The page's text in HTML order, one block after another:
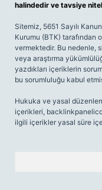
halindedir ve tavsiye
Sitemiz, 5651 Sayılı
Kurumu (BTK) tarafından
vermektedir. Bu nedenle,
veya araştırma
yazdıkları içeriklerin
bu sorumluluğu kabul
Hukuka ve yasal
içerikleri,
ilgili içerikler yasal süre